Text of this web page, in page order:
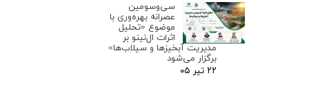
سی‌وسومین
عصرانه بهره‌وری با
موضوع «تحلیل
اثرات ال‌نینو بر
مدیریت آبخیزها و سیلاب‌ها»
برگزار می‌شود
۲۲ تیر ۰۵